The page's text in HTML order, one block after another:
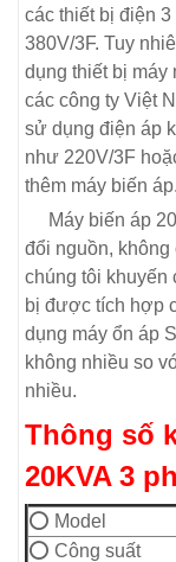
các thiết bị điện
380V/3F. Tuy
dụng thiết bị
các công ty Việt
sử dụng điện áp
như 220V/3F
thêm máy biến áp.
Máy biến áp
đổi nguồn, không
chúng tôi khuyến
bị được tích hợp
dụng máy ổn áp
không nhiều so
nhiều.
Thông số
20KVA 3
⭕ Model
⭕ Công suất